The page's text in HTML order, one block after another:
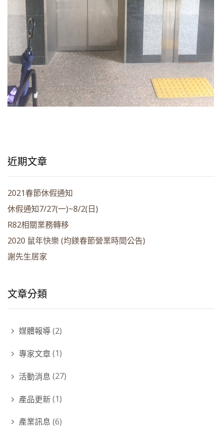
近期文章
2021春節休假通知
休假通知7/27(一)~8/2(日)
R82相關業務轉移
2020 鼠年快樂 (均鎂春節營業時間公告)
謝先生居家
文章分類
媒體報導(2)
專家文章(1)
活動消息 (27)
產品更新(1)
產業訊息 (6)